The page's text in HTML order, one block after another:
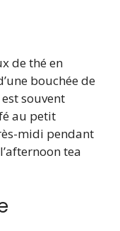
de thé en
bouchée de
souvent
au petit
midi pendant
tea